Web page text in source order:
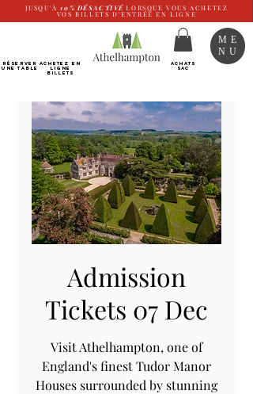
JUSQU'À 10% DÉSACTIVÉ LORSQUE VOUS ACHETEZ
VOS BILLETS D'ENTRÉE EN LIGNE
RÉSERVER
UNE TABLE
Achetez EN
LIGNE
Billets
ACHATS
SAC
ME
NU
Admission
Tickets 07 Dec
Visit Athelhampton, one of
England's finest Tudor Manor
Houses surrounded by stunning